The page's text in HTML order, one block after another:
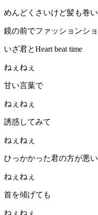
めんどくさいけど髪も巻
鏡の前でファッションシ
いざ君とHeart beat time
ねぇねぇ
甘い言葉で
ねぇねぇ
誘惑してみて
ねぇねぇ
ひっかかった君の方が悪
ねぇねぇ
首を傾げても
ねぇねぇ